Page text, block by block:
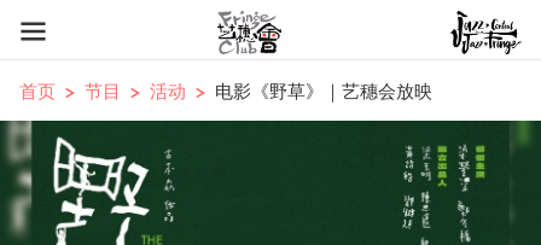
首页 节目 活动 电影《野草》｜艺穗会放映